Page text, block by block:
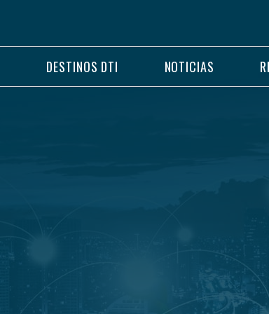
DESTINOS DTI NOTICIAS